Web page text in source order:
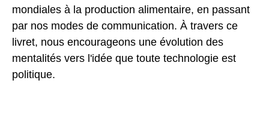
mondiales à la production alimentaire, en passant
par nos modes de communication. À travers ce
livret, nous encourageons une évolution des
mentalités vers l'idée que toute technologie est
politique.